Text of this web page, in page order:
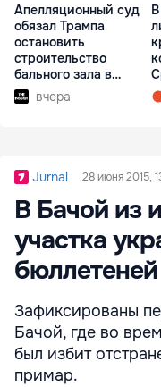
Апелляционный суд
обязал Трампа
остановить
строительство
бального зала в
Белом доме
вчера
Jurnal 28 июня 2015,
В Бачой из
участка
бюллетеней
Зафиксированы
Бачой, где во
был избит
примар.